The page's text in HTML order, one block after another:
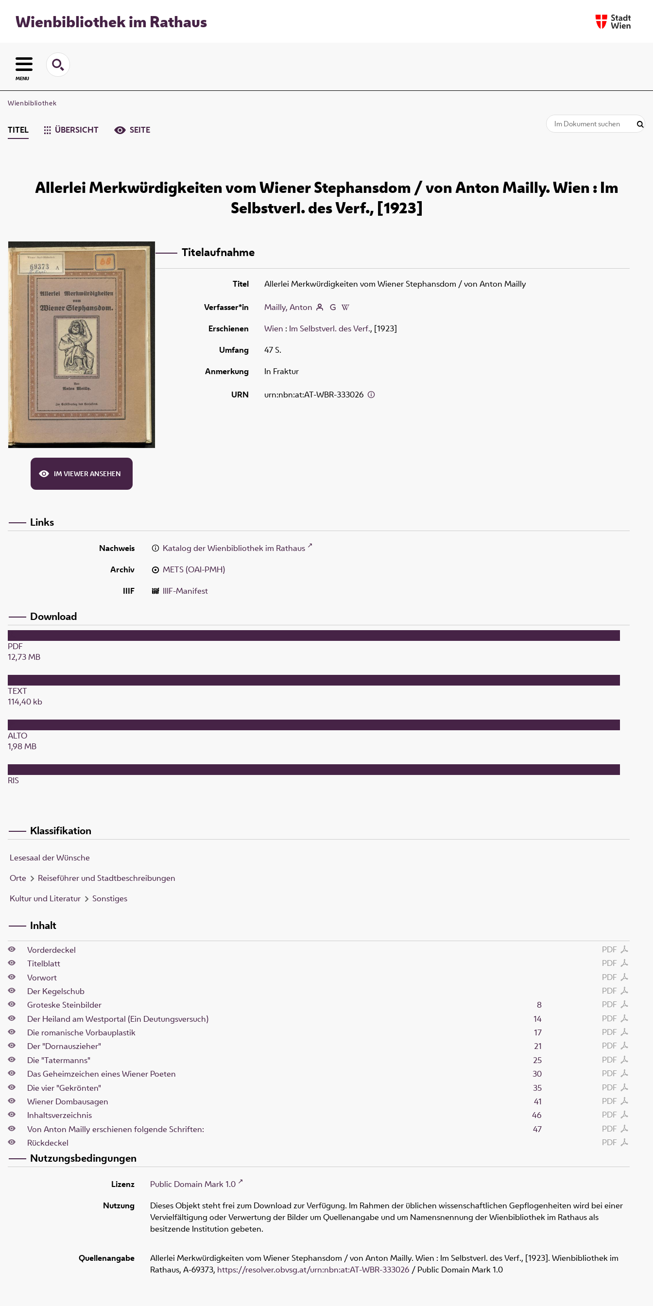
Wienbibliothek im Rathaus
MENU
Wienbibliothek
TITEL ÜBERSICHT SEITE
Allerlei Merkwürdigkeiten vom Wiener Stephansdom / von Anton Mailly. Wien : Im
Selbstverl. des Verf., [1923]
IM VIEWER ANSEHEN
Titelaufnahme
Titel Allerlei Merkwürdigkeiten vom Wiener Stephansdom / von Anton Mailly
Verfasser*in
Mailly, Anton
Erschienen
Wien : Im Selbstverl. des Verf., [1923]
Umfang
47 S.
Anmerkung
In Fraktur
URN urn:nbn:at:AT-WBR-333026
Links
Nachweis
Katalog der Wienbibliothek im Rathaus
Archiv
METS (OAI-PMH)
IIIF
IIIF-Manifest
Download
PDF
12,73 MB
TEXT
114,40 kb
ALTO
1,98 MB
RIS
Klassifikation
Lesesaal der Wünsche
Orte
Reiseführer und Stadtbeschreibungen
Kultur und Literatur
Sonstiges
Inhalt
PDF
Vorderdeckel
PDF
Titelblatt
PDF
Vorwort
PDF
Der Kegelschub
PDF
8
Groteske Steinbilder
PDF
14
Der Heiland am Westportal (Ein Deutungsversuch)
PDF
17
Die romanische Vorbauplastik
PDF
21
Der "Dornauszieher"
PDF
25
Die "Tatermanns"
PDF
30
Das Geheimzeichen eines Wiener Poeten
PDF
35
Die vier "Gekrönten"
PDF
41
Wiener Dombausagen
PDF
46
Inhaltsverzeichnis
PDF
47
Von Anton Mailly erschienen folgende Schriften:
PDF
Rückdeckel
Nutzungsbedingungen
Lizenz
Public Domain Mark 1.0
Nutzung
Dieses Objekt steht frei zum Download zur Verfügung. Im Rahmen der üblichen wissenschaftlichen Gepflogenheiten wird bei einer
Vervielfältigung oder Verwertung der Bilder um Quellenangabe und um Namensnennung der Wienbibliothek im Rathaus als
besitzende Institution gebeten.
Quellenangabe
Allerlei Merkwürdigkeiten vom Wiener Stephansdom / von Anton Mailly. Wien : Im Selbstverl. des Verf., [1923]. Wienbibliothek im
Rathaus, A-69373, https://resolver.obvsg.at/urn:nbn:at:AT-WBR-333026 / Public Domain Mark 1.0